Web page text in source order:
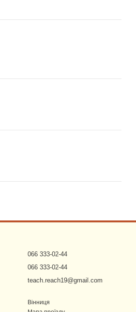
066 333-02-44
066 333-02-44
teach.reach19@gmail.com
Вінниця